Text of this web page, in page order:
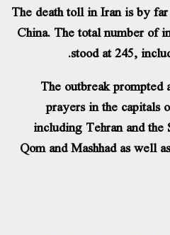
The death toll in Iran is by
China. The total number of
stood at 245,
The outbreak
prayers in the capitals
including Tehran and
Qom and Mashhad as well